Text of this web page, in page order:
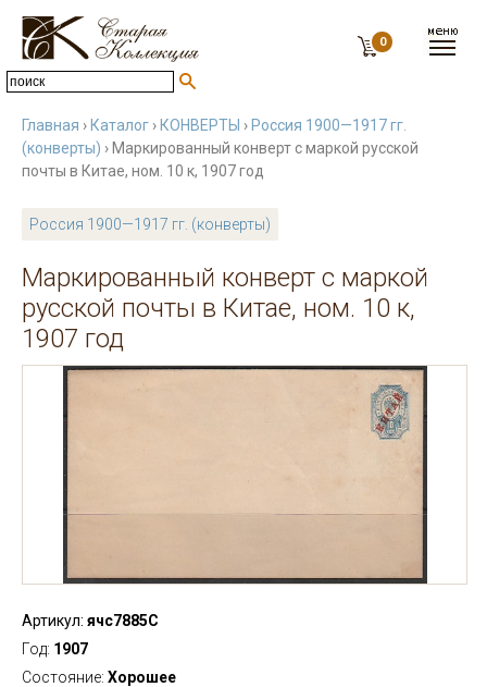
0
Главная › Каталог › КОНВЕРТЫ › Россия 1900—1917 гг.
(конверты) › Маркированный конверт с маркой русской
почты в Китае, ном. 10 к, 1907 год
Россия 1900—1917 гг. (конверты)
Маркированный конверт с маркой
русской почты в Китае, ном. 10 к,
1907 год
Артикул: ячс7885С
Год: 1907
Состояние: Хорошее